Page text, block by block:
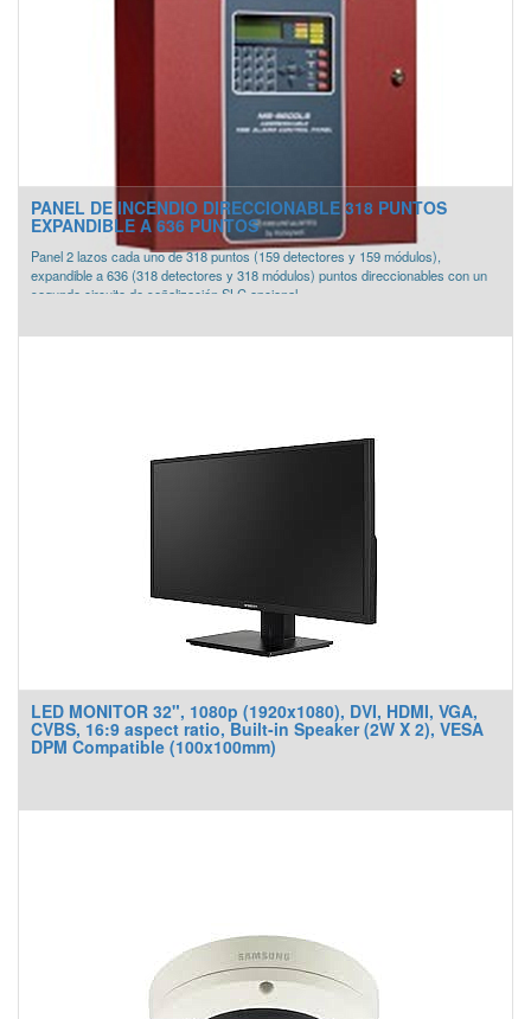
PANEL DE INCENDIO DIRECCIONABLE 318 PUNTOS
EXPANDIBLE A 636 PUNTOS
Panel 2 lazos cada uno de 318 puntos (159 detectores y 159 módulos),
expandible a 636 (318 detectores y 318 módulos) puntos direccionables con un
segundo circuito de señalización SLC opcional.
LED MONITOR 32", 1080p (1920x1080), DVI, HDMI, VGA,
CVBS, 16:9 aspect ratio, Built-in Speaker (2W X 2), VESA
DPM Compatible (100x100mm)